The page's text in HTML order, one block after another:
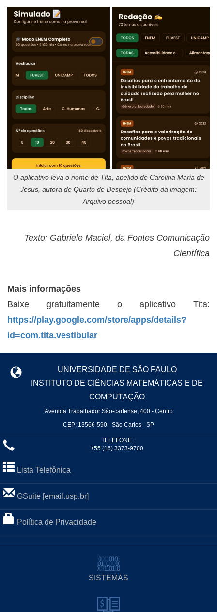
O aplicativo leva o nome de Tita, apelido de Carolina Maria de
Jesus, autora de Quarto de Despejo (Crédito da imagem:
Arquivo pessoal)
Texto: Gabriele Maciel, da Fontes Comunicação
Científica
Mais informações
Baixe gratuitamente o aplicativo Tita:
https://play.google.com/store/apps/details?
id=com.tita.vestibular
UNIVERSIDADE DE SÃO PAULO
INSTITUTO DE CIÊNCIAS MATEMÁTICAS E DE
COMPUTAÇÃO
Avenida Trabalhador São-carlense, 400 - Centro
CEP: 13566-590 - São Carlos - SP
TELEFONE:
+55 (16) 3373-9700
Lista Telefônica
GSuite [email.usp.br]
Política de Privacidade
SISTEMAS